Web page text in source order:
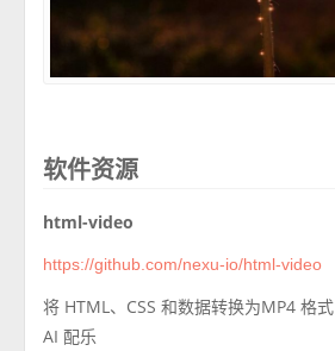
软件资源
html-video
https://github.com/nexu-io/html-video
将 HTML、CSS 和数据转换为MP4 格
AI 配乐